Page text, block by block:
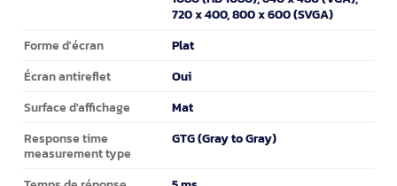
720 x 400, 800 x 600 (SVGA)
Forme d'écran Plat
Écran antireflet Oui
Surface d'affichage Mat
Response time
measurement type
GTG (Gray to Gray)